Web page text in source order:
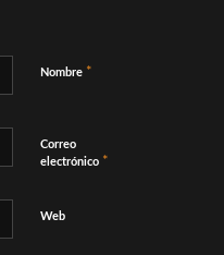
Nombre *
Correo
electrónico *
Web